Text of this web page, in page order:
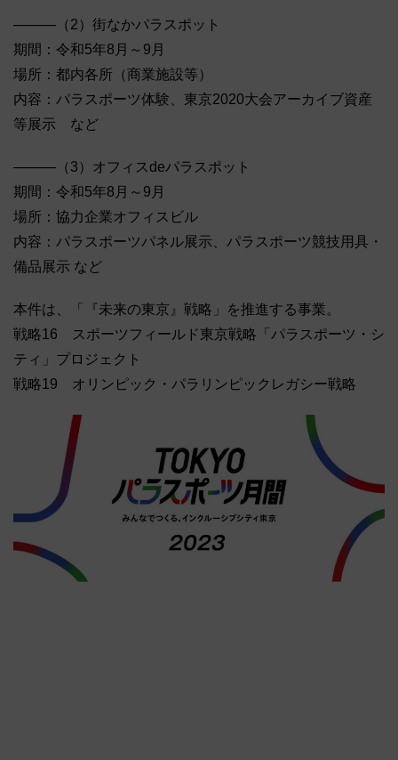
―――（2）街なかパラスポット
期間：令和5年8月～9月
場所：都内各所（商業施設等）
内容：パラスポーツ体験、東京2020大会アーカイブ資産
等展示 など
―――（3）オフィスdeパラスポット
期間：令和5年8月～9月
場所：協力企業オフィスビル
内容：パラスポーツパネル展示、パラスポーツ競技用具・
備品展示 など
本件は、「『未来の東京』戦略」を推進する事業。
戦略16 スポーツフィールド東京戦略「パラスポーツ・シ
ティ」プロジェクト
戦略19 オリンピック・パラリンピックレガシー戦略